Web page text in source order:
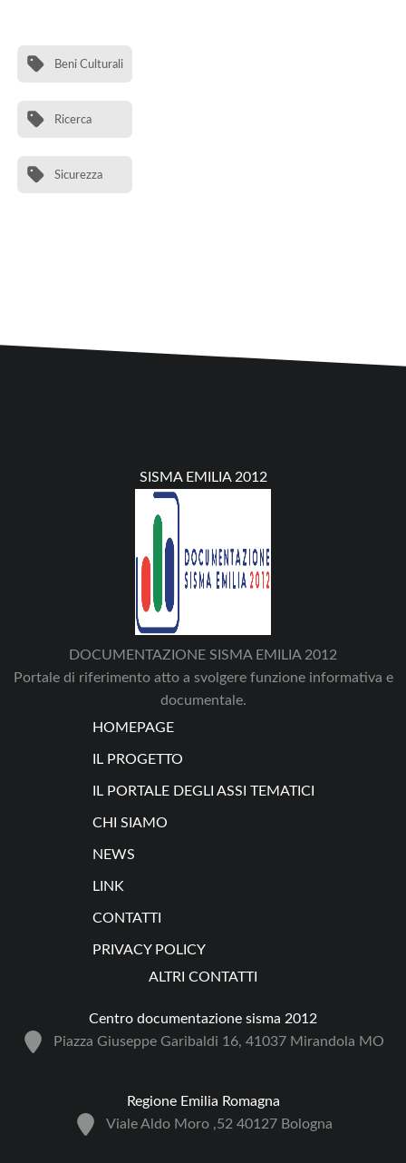
Beni Culturali
Ricerca
Sicurezza
SISMA EMILIA 2012
DOCUMENTAZIONE SISMA EMILIA 2012
Portale di riferimento atto a svolgere funzione informativa e
documentale.
HOMEPAGE
IL PROGETTO
IL PORTALE DEGLI ASSI TEMATICI
CHI SIAMO
NEWS
LINK
CONTATTI
PRIVACY POLICY
ALTRI CONTATTI
Centro documentazione sisma 2012
Piazza Giuseppe Garibaldi 16, 41037 Mirandola MO
Regione Emilia Romagna
Viale Aldo Moro ,52 40127 Bologna